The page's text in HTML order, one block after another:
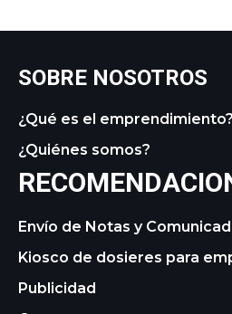
SOBRE NOSOTROS
¿Qué es el emprendimiento?
¿Quiénes somos?
Envío de Notas y
Kiosco de dosieres para
Publicidad